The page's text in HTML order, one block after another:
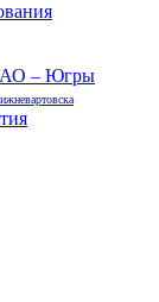
– Югры